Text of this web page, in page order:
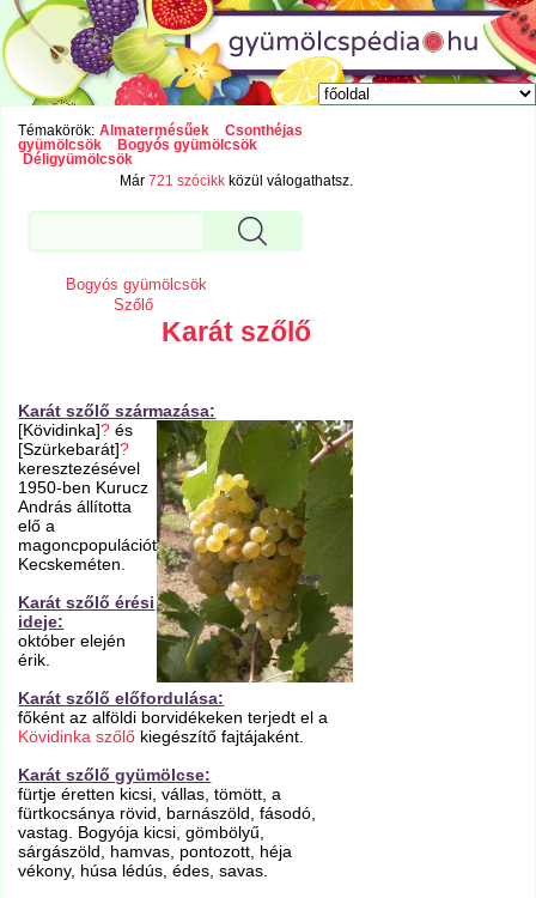
Témakörök: Almatermésűek
Csonthéjas
gyümölcsök
Bogyós gyümölcsök
Déligyümölcsök
Már721 szócikk közül válogathatsz.
Bogyós gyümölcsök
Szőlő
Karát szőlő
Karát szőlő származása:
[Kövidinka]? és
[Szürkebarát]?
keresztezésével
1950-ben Kurucz
András állította
elő a
magoncpopulációt
Kecskeméten.
Karát szőlő érési
ideje:
október elején
érik.
Karát szőlő előfordulása:
főként az alföldi borvidékeken terjedt el a
Kövidinka szőlő kiegészítő fajtájaként.
Karát szőlő gyümölcse:
fürtje éretten kicsi, vállas, tömött, a
fürtkocsánya rövid, barnászöld, fásodó,
vastag. Bogyója kicsi, gömbölyű,
sárgászöld, hamvas, pontozott, héja
vékony, húsa lédús, édes, savas.